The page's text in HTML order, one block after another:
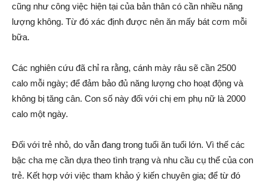
cũng như công việc hiện tại của bản thân có cần nhiều năng
lượng không. Từ đó xác định được nên ăn mấy bát cơm mỗi
bữa.
Các nghiên cứu đã chỉ ra rằng, cánh mày râu sẽ cần 2500
calo mỗi ngày; để đảm bảo đủ năng lượng cho hoạt động và
không bị tăng cân. Con số này đối với chị em phụ nữ là 2000
calo một ngày.
Đối với trẻ nhỏ, do vẫn đang trong tuổi ăn tuổi lớn. Vì thế các
bậc cha mẹ cần dựa theo tình trạng và nhu cầu cụ thể của con
trẻ. Kết hợp với việc tham khảo ý kiến chuyên gia; để từ đó